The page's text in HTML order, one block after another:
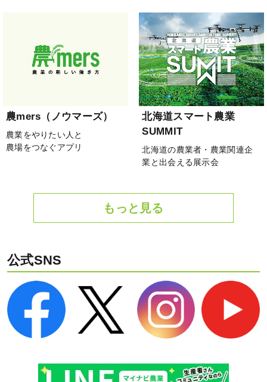
農mers（ノウマーズ）
農業をやりたい人と
農場をつなぐアプリ
北海道スマート農業
SUMMIT
北海道の農業者・農業関連企
業と出会える展示会
もっと見る
公式SNS